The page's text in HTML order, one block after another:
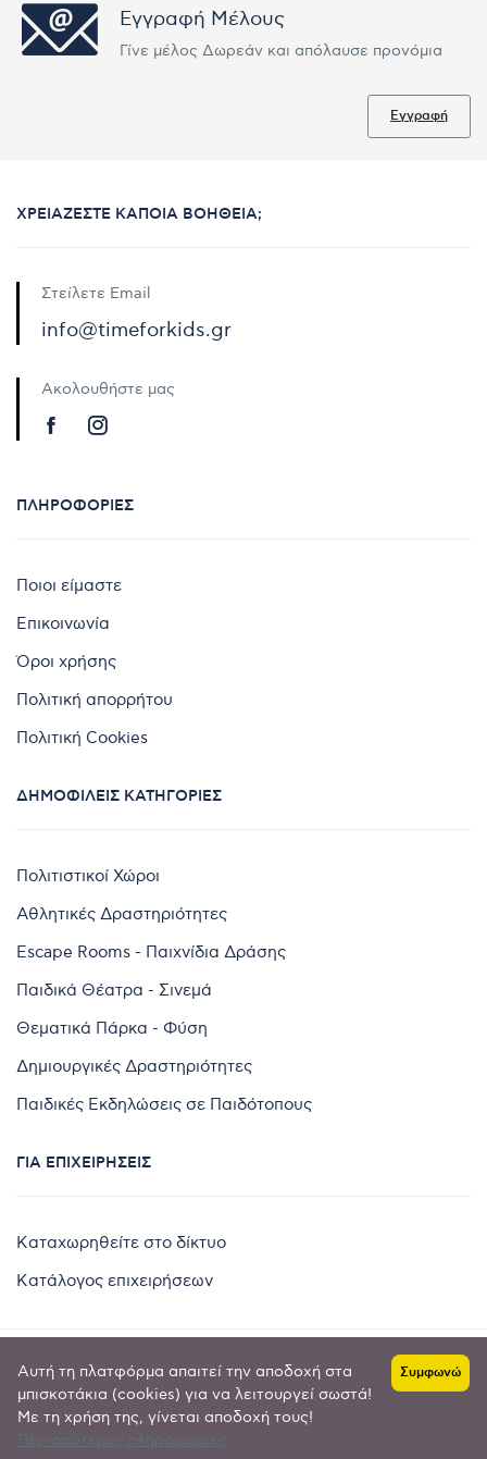
Εγγραφή Μέλους
Γίνε μέλος Δωρεάν και απόλαυσε προνόμια
Εγγραφή
ΧΡΕΙΆΖΕΣΤΕ ΚΆΠΟΙΑ ΒΟΉΘΕΙΑ;
Στείλετε Email
info@timeforkids.gr
Ακολουθήστε μας
ΠΛΗΡΟΦΟΡΊΕΣ
Ποιοι είμαστε
Επικοινωνία
Όροι χρήσης
Πολιτική απορρήτου
Πολιτική Cookies
ΔΗΜΟΦΙΛΕΊΣ ΚΑΤΗΓΟΡΊΕΣ
Πολιτιστικοί Χώροι
Αθλητικές Δραστηριότητες
Escape Rooms - Παιχνίδια Δράσης
Παιδικά Θέατρα - Σινεμά
Θεματικά Πάρκα - Φύση
Δημιουργικές Δραστηριότητες
Παιδικές Εκδηλώσεις σε Παιδότοπους
ΓΙΑ ΕΠΙΧΕΙΡΉΣΕΙΣ
Καταχωρηθείτε στο δίκτυο
Κατάλογος επιχειρήσεων
Copyright © 2024 by
Goldensites
Αυτή τη πλατφόρμα απαιτεί την αποδοχή στα
μπισκοτάκια (cookies) για να λειτουργεί σωστά!
Με τη χρήση της, γίνεται αποδοχή τους!
Συμφωνώ